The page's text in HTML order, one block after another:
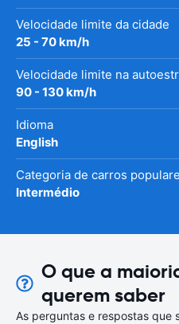
Velocidade limite da cidade
25 - 70 km/h
Velocidade limite na
90 - 130 km/h
Idioma
English
Categoria de carros
Intermédio
O que a
querem saber
As perguntas e respostas que